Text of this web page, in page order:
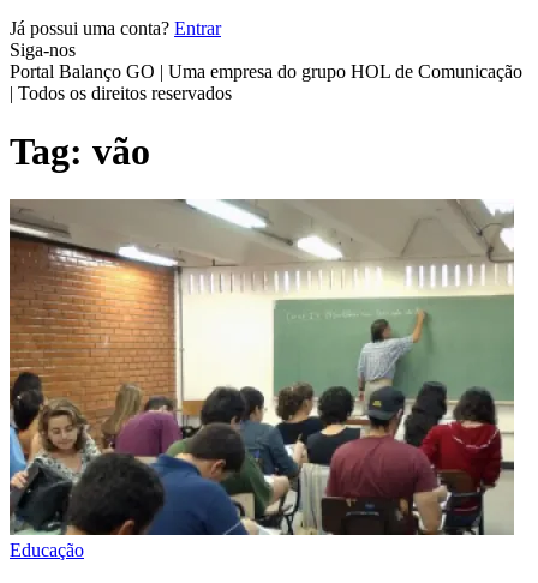
Já possui uma conta? Entrar
Siga-nos
Portal Balanço GO | Uma empresa do grupo HOL de Comunicação
| Todos os direitos reservados
Tag: vão
Educação